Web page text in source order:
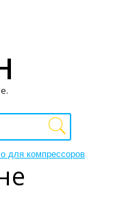
для компрессоров